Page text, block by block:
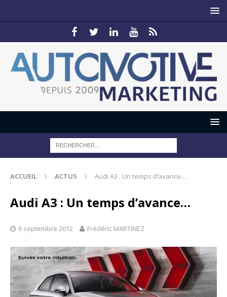
ACCUEIL ACTUS Audi A3 : Un temps d’avance…
Audi A3 : Un temps d’avance…
6 septembre 2012 Frédéric MARTINEZ